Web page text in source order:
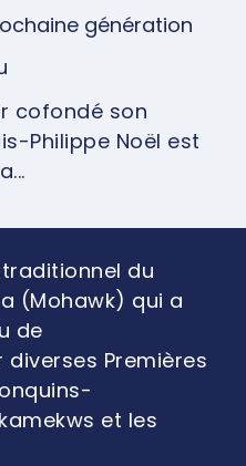
génération
cofondé son
Philippe Noël est
du
(Mohawk) qui a
de
Premières
et les